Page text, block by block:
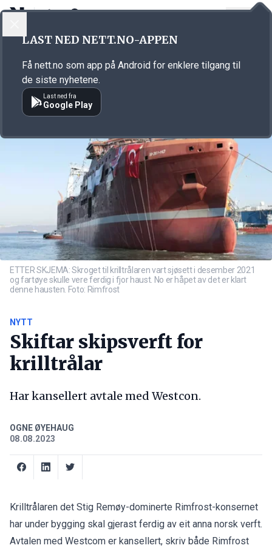
Annonsørinnhold
ETTER SKJEMA: Skroget til krilltrålaren vart sjøsett i desember 2021
og fartøye skulle vere ferdig i fjor haust. No er håpet av det er klart
denne hausten. Foto: Rimfrost
NYTT
Skiftar skipsverft for
krilltrålar
Har kansellert avtale med Westcon.
OGNE ØYEHAUG
08.08.2023
Krilltrålaren det Stig Remøy-dominerte Rimfrost-konsernet
har under bygging skal gjerast ferdig av eit anna norsk verft.
Avtalen med Westcom er kansellert, skriv både Rimfrost
LAST NED NETT.NO-APPEN
Få nett.no som app på Android for enklere tilgang til
de siste nyhetene.
Last ned fra
Google Play